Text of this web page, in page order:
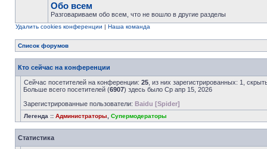
Обо всем
Разговариваем обо всем, что не вошло в другие разделы
Удалить cookies конференции | Наша команда
Список форумов
Кто сейчас на конференции
Сейчас посетителей на конференции: 25 , из них зарегистрированных: 1,
Больше всего посетителей (6907) здесь было Ср апр 15, 2026
Зарегистрированные пользователи: Baidu [Spider]
Легенда :: Администраторы Супермодераторы
Статистика